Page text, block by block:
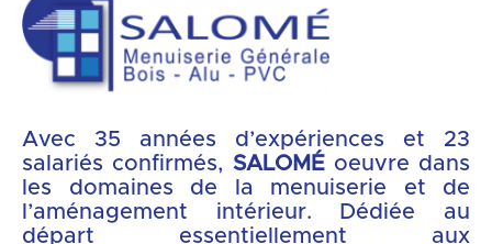
Avec 35 années d’expériences et 23
salariés confirmés, SALOMÉoeuvre dans
les domaines de la menuiserie et de
l’aménagement intérieur. Dédiée au
départ essentiellement aux